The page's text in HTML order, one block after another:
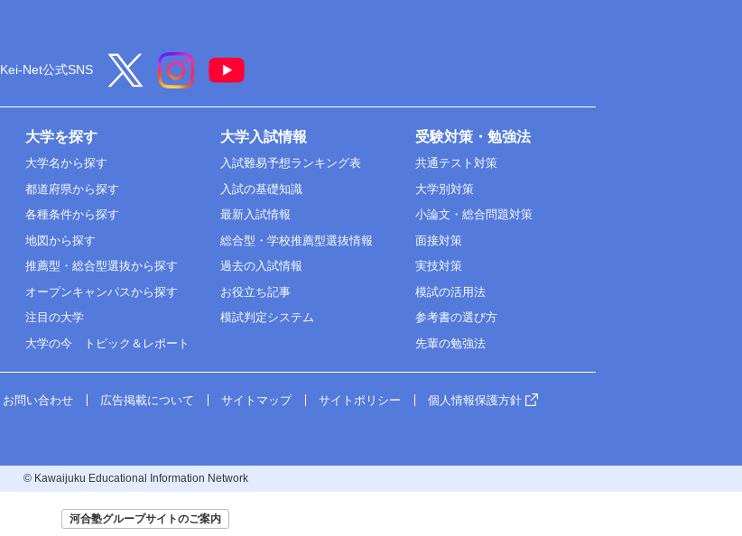
Kei-Net公式SNS
大学を探す
大学名から探す
都道府県から探す
各種条件から探す
地図から探す
推薦型・総合型選抜から探す
オープンキャンパスから探す
注目の大学
大学の今 トピック＆レポート
大学入試情報
入試難易予想ランキング表
入試の基礎知識
最新入試情報
総合型・学校推薦型選抜情報
過去の入試情報
お役立ち記事
模試判定システム
受験対策・勉強法
共通テスト対策
大学別対策
小論文・総合問題対策
面接対策
実技対策
模試の活用法
参考書の選び方
先輩の勉強法
お問い合わせ 広告掲載について サイトマップ サイトポリシー 個人情報保護方針
© Kawaijuku Educational Information Network
河合塾グループサイトのご案内